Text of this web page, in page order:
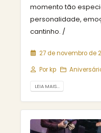
momento tão
personalidade,
cantinho. /
27 de novembro de
Porkp
LEIA MAIS...